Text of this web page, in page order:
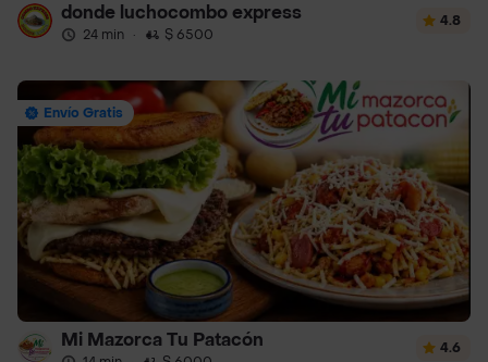
donde luchocombo express
24 min · $ 6500
4.8
Envío Gratis
Mi Mazorca Tu Patacón 4.6